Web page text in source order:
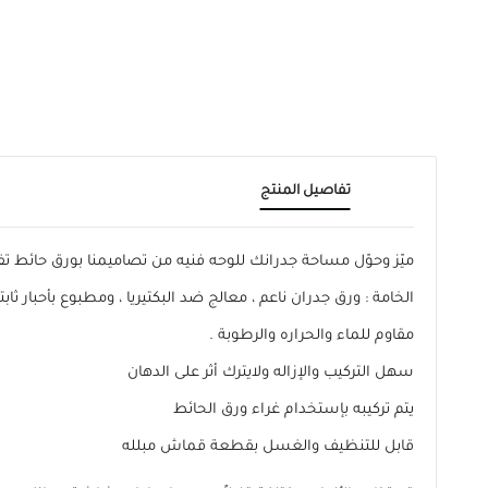
تفاصيل المنتج
ميّز وحوّل مساحة جدرانك للوحه فنيه من تصاميمنا بورق
الخامة : ورق جدران ناعم ، معالج ضد البكتيريا ، ومطبوع بأحبار
مقاوم للماء والحراره والرطوبة .
سهل التركيب والإزاله ولايترك أثر على الدهان
يتم تركيبه بإستخدام غراء ورق الحائط
قابل للتنظيف والغسل بقطعة قماش مبلله